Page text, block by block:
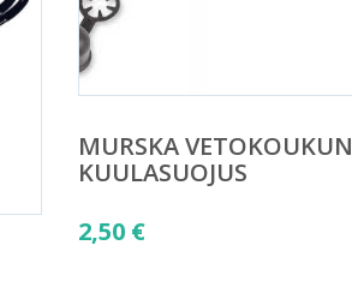
MURSKA VETOKOUKUN
KUULASUOJUS
2,50 €